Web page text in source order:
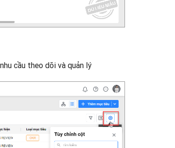
cầu theo dõi và quản lý